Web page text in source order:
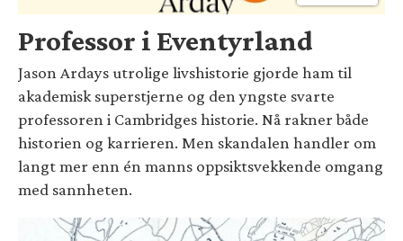
Professor i Eventyrland
Jason Ardays utrolige livshistorie gjorde ham til
akademisk superstjerne og den yngste svarte
professoren i Cambridges historie. Nå rakner både
historien og karrieren. Men skandalen handler om
langt mer enn én manns oppsiktsvekkende omgang
med sannheten.